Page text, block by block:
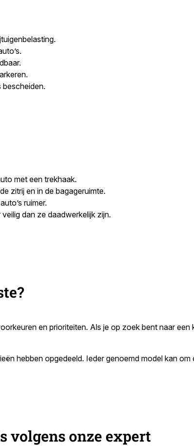
met een trekhaak.
zitrij en in de bagageruimte.
ruimer.
dan ze daadwerkelijk zijn.
en prioriteiten. Als je op zoek bent naar
hebben opgedeeld. Ieder genoemd model kan
volgens onze expert